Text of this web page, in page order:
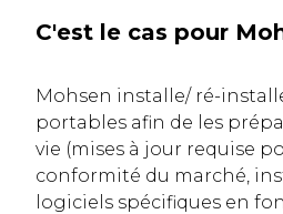
C'est le cas pour
Mohsen installe/ ré-
portables afin de les
vie (mises à jour requise
conformité du marché,
logiciels spécifiques en